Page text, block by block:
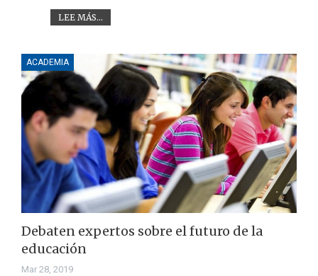
LEE MÁS...
ACADEMIA
Debaten expertos sobre el futuro de la
educación
Mar 28, 2019